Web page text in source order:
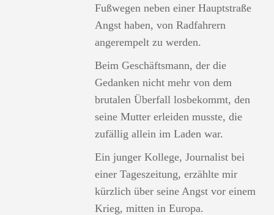
Fußwegen neben einer Hauptstraße
Angst haben, von Radfahrern
angerempelt zu werden.
Beim Geschäftsmann, der die
Gedanken nicht mehr von dem
brutalen Überfall losbekommt, den
seine Mutter erleiden musste, die
zufällig allein im Laden war.
Ein junger Kollege, Journalist bei
einer Tageszeitung, erzählte mir
kürzlich über seine Angst vor einem
Krieg, mitten in Europa.